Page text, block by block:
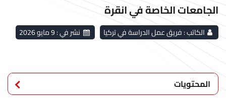
الجامعات الخاصة في انقرة
الكاتب :فريق عمل الدراسة في تركيا نشر في :9 مايو 2026
المحتويات